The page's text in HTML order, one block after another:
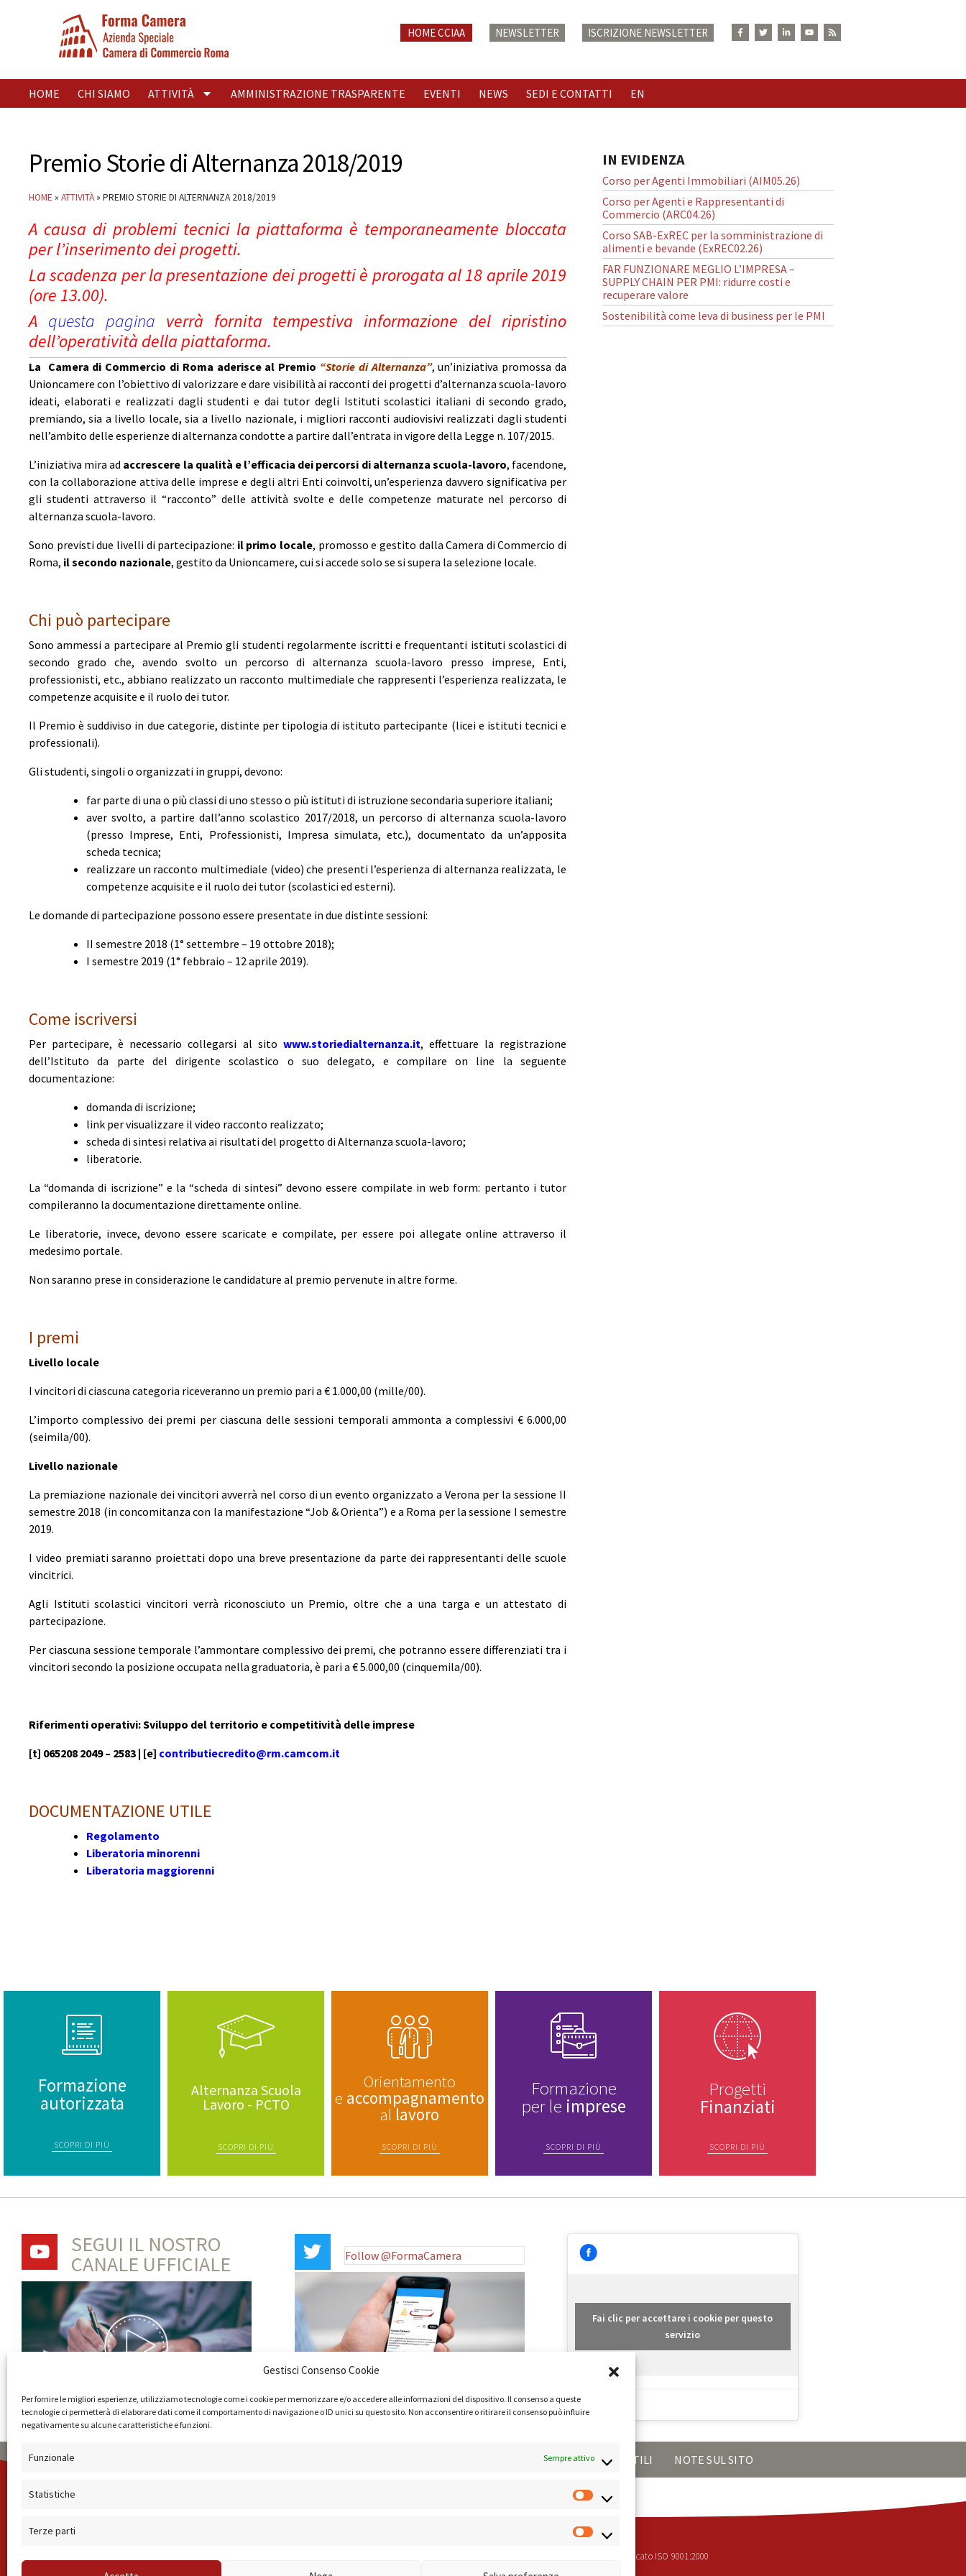
Gestisci Consenso Cookie
Per fornire le migliori esperienze, utilizziamo tecnologie come i cookie per memorizzare e/o accedere alle informazioni del dispositivo. Il consenso a queste
tecnologie ci permetterà di elaborare dati come il comportamento di navigazione o ID unici su questo sito. Non acconsentire o ritirare il consenso può influire
negativamente su alcune caratteristiche e funzioni.
Funzionale Sempre attivo
Statistiche
Terze parti
HOME CCIAA NEWSLETTER ISCRIZIONE NEWSLETTER
HOME CHI SIAMO ATTIVITÀ AMMINISTRAZIONE TRASPARENTE EVENTI NEWS SEDI E CONTATTI EN
Premio Storie di Alternanza 2018/2019
HOME » ATTIVITÀ» PREMIO STORIE DI ALTERNANZA 2018/2019
A causa di problemi tecnici la piattaforma è temporaneamente bloccata
per l’inserimento dei progetti.
La scadenza per la presentazione dei progetti è prorogata al 18 aprile 2019
(ore 13.00).
A questa pagina verrà fornita tempestiva informazione del ripristino
dell’operatività della piattaforma.
La Camera di Commercio di Roma aderisce al Premio “Storie di Alternanza”, un’iniziativa promossa da
Unioncamere con l’obiettivo di valorizzare e dare visibilità ai racconti dei progetti d’alternanza scuola-lavoro
ideati, elaborati e realizzati dagli studenti e dai tutor degli Istituti scolastici italiani di secondo grado,
premiando, sia a livello locale, sia a livello nazionale, i migliori racconti audiovisivi realizzati dagli studenti
nell’ambito delle esperienze di alternanza condotte a partire dall’entrata in vigore della Legge n. 107/2015.
L’iniziativa mira ad accrescere la qualità e l’efficacia dei percorsi di alternanza scuola-lavoro, facendone,
con la collaborazione attiva delle imprese e degli altri Enti coinvolti, un’esperienza davvero significativa per
gli studenti attraverso il “racconto” delle attività svolte e delle competenze maturate nel percorso di
alternanza scuola-lavoro.
Sono previsti due livelli di partecipazione: il primo locale, promosso e gestito dalla Camera di Commercio di
Roma, il secondo nazionale, gestito da Unioncamere, cui si accede solo se si supera la selezione locale.
Chi può partecipare
Sono ammessi a partecipare al Premio gli studenti regolarmente iscritti e frequentanti istituti scolastici di
secondo grado che, avendo svolto un percorso di alternanza scuola-lavoro presso imprese, Enti,
professionisti, etc., abbiano realizzato un racconto multimediale che rappresenti l’esperienza realizzata, le
competenze acquisite e il ruolo dei tutor.
Il Premio è suddiviso in due categorie, distinte per tipologia di istituto partecipante (licei e istituti tecnici e
professionali).
Gli studenti, singoli o organizzati in gruppi, devono:
far parte di una o più classi di uno stesso o più istituti di istruzione secondaria superiore italiani;
aver svolto, a partire dall’anno scolastico 2017/2018, un percorso di alternanza scuola-lavoro
(presso Imprese, Enti, Professionisti, Impresa simulata, etc.), documentato da un’apposita
scheda tecnica;
realizzare un racconto multimediale (video) che presenti l’esperienza di alternanza realizzata, le
competenze acquisite e il ruolo dei tutor (scolastici ed esterni).
Le domande di partecipazione possono essere presentate in due distinte sessioni:
II semestre 2018 (1° settembre – 19 ottobre 2018);
I semestre 2019 (1° febbraio – 12 aprile 2019).
Come iscriversi
Per partecipare, è necessario collegarsi al sito www.storiedialternanza.it, effettuare la registrazione
dell’Istituto da parte del dirigente scolastico o suo delegato, e compilare on line la seguente
documentazione:
domanda di iscrizione;
link per visualizzare il video racconto realizzato;
scheda di sintesi relativa ai risultati del progetto di Alternanza scuola-lavoro;
liberatorie.
La “domanda di iscrizione” e la “scheda di sintesi” devono essere compilate in web form: pertanto i tutor
compileranno la documentazione direttamente online.
Le liberatorie, invece, devono essere scaricate e compilate, per essere poi allegate online attraverso il
medesimo portale.
Non saranno prese in considerazione le candidature al premio pervenute in altre forme.
I premi
Livello locale
I vincitori di ciascuna categoria riceveranno un premio pari a € 1.000,00 (mille/00).
L’importo complessivo dei premi per ciascuna delle sessioni temporali ammonta a complessivi € 6.000,00
(seimila/00).
Livello nazionale
La premiazione nazionale dei vincitori avverrà nel corso di un evento organizzato a Verona per la sessione II
semestre 2018 (in concomitanza con la manifestazione “Job & Orienta”) e a Roma per la sessione I semestre
2019.
I video premiati saranno proiettati dopo una breve presentazione da parte dei rappresentanti delle scuole
vincitrici.
Agli Istituti scolastici vincitori verrà riconosciuto un Premio, oltre che a una targa e un attestato di
partecipazione.
Per ciascuna sessione temporale l’ammontare complessivo dei premi, che potranno essere differenziati tra i
vincitori secondo la posizione occupata nella graduatoria, è pari a € 5.000,00 (cinquemila/00).
Riferimenti operativi: Sviluppo del territorio e competitività delle imprese
[t] 065208 2049 – 2583 | [e] contributiecredito@rm.camcom.it
DOCUMENTAZIONE UTILE
Regolamento
Liberatoria minorenni
Liberatoria maggiorenni
IN EVIDENZA
Corso per Agenti Immobiliari (AIM05.26)
Corso per Agenti e Rappresentanti di
Commercio (ARC04.26)
Corso SAB-ExREC per la somministrazione di
alimenti e bevande (ExREC02.26)
FAR FUNZIONARE MEGLIO L’IMPRESA –
SUPPLY CHAIN PER PMI: ridurre costi e
recuperare valore
Sostenibilità come leva di business per le PMI
Formazione
autorizzata
SCOPRI DI PIÙ
Alternanza Scuola
Lavoro - PCTO
SCOPRI DI PIÙ
Orientamento
e accompagnamento
allavoro
SCOPRI DI PIÙ
Formazione
per le imprese
SCOPRI DI PIÙ
Progetti
Finanziati
SCOPRI DI PIÙ
SEGUI IL NOSTRO
CANALE UFFICIALE Follow @FormaCamera
Fai clic per accettare i cookie per questo
servizio
AMMINISTRAZIONE COOKIE POLICY LINK UTILI NOTE SUL SITO
© 2019 Forma Camera - P.Iva 08801501001 - Azienda Speciale della Camera di Commercio di Roma Sistema di Gestione Qualità Certificato ISO 9001:2000